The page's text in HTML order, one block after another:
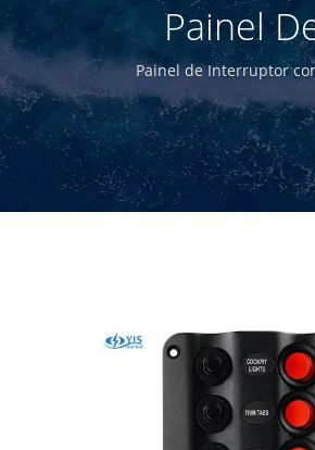
Painel
Blocos De
Painel de Interruptor
alta qualidade. Ao